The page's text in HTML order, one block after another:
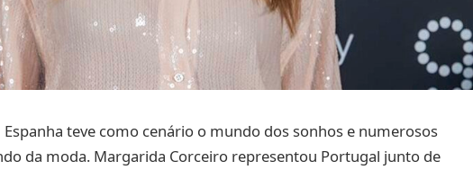
teve como cenário o mundo dos sonhos e numerosos
da moda. Margarida Corceiro representou Portugal junto de